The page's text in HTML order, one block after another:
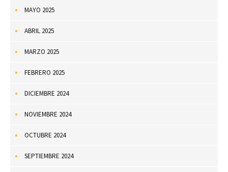
MAYO 2025
ABRIL 2025
MARZO 2025
FEBRERO 2025
DICIEMBRE 2024
NOVIEMBRE 2024
OCTUBRE 2024
SEPTIEMBRE 2024